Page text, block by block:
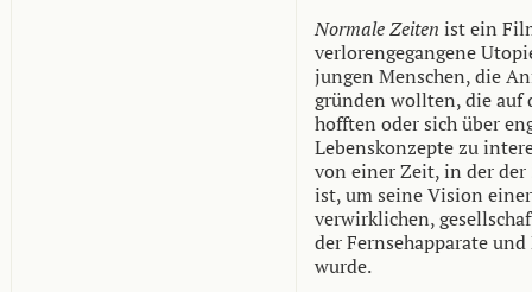
Normale Zeiten ist ein
verlorengegangene
jungen Menschen, die
gründen wollten, die auf
hofften oder sich über
Lebenskonzepte zu
von einer Zeit, in der
ist, um seine Vision
verwirklichen,
der Fernsehapparate
wurde.